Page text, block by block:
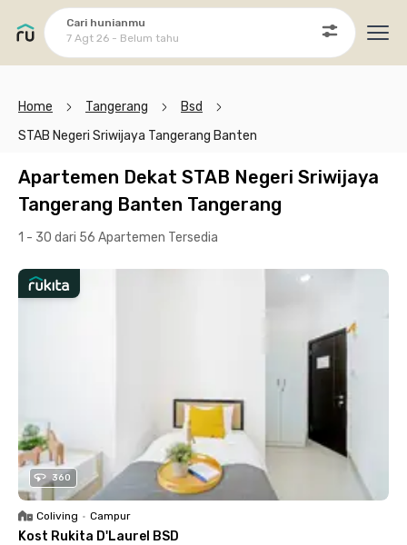
Cari hunianmu
7 Agt 26 - Belum tahu
Home Tangerang
Bsd
STAB Negeri Sriwijaya Tangerang Banten
Apartemen Dekat STAB Negeri Sriwijaya
Tangerang Banten Tangerang
1 - 30 dari 56 Apartemen Tersedia
360
Coliving • Campur
Kost Rukita D'Laurel BSD